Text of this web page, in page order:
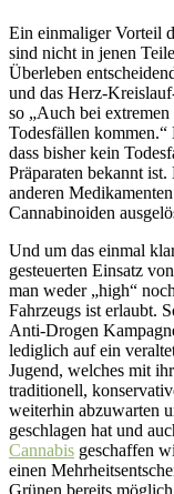
Ein einmaliger Vorteil
sind nicht in jenen
Überleben
und das Herz-
so „Auch bei
Todesfällen
dass bisher kein
Präparaten bekannt
anderen
Cannabinoiden
Und um das einmal
gesteuerten Einsatz
man weder „high“
Fahrzeugs ist erlaubt.
Anti-Drogen
lediglich auf ein
Jugend, welches mit
traditionell,
weiterhin abzuwarten
geschlagen hat und
Cannabis geschaffen
einen
Grünen bereits möglich.